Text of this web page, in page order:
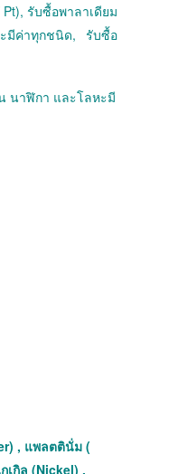
รับซื้อพาลาเดียม
ะมีค่าทุกชนิด, รับซื้อ
นาฬิกา และโลหะมี
, แพลตตินั่ม (
เกิล (Nickel) ,